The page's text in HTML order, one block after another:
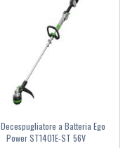
Decespugliatore a Batteria Ego
Power ST1401E-ST 56V